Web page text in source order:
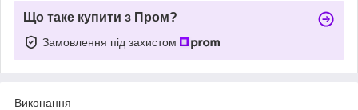
Що таке купити з Пром?
Замовлення під захистом
Виконання